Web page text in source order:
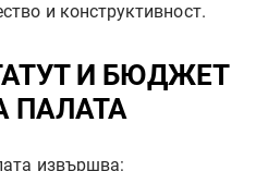
и конструктивност.
И БЮДЖЕТ
ПАЛАТА
извършва: